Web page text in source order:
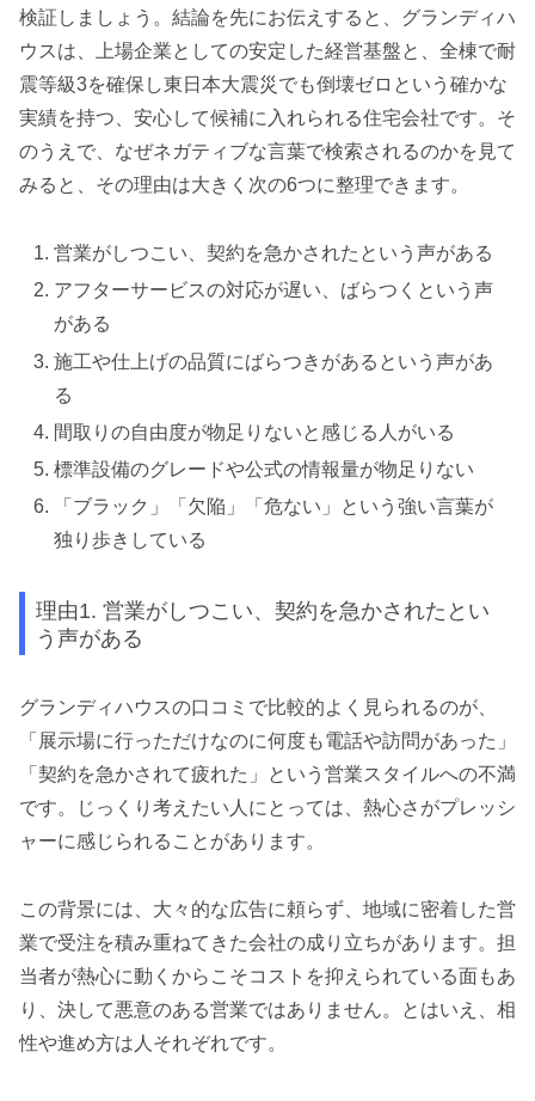
検証しましょう。結論を先にお伝えすると、グランディハ
ウスは、上場企業としての安定した経営基盤と、全棟で耐
震等級3を確保し東日本大震災でも倒壊ゼロという確かな
実績を持つ、安心して候補に入れられる住宅会社です。そ
のうえで、なぜネガティブな言葉で検索されるのかを見て
みると、その理由は大きく次の6つに整理できます。
営業がしつこい、契約を急かされたという声がある
アフターサービスの対応が遅い、ばらつくという声
がある
施工や仕上げの品質にばらつきがあるという声があ
る
間取りの自由度が物足りないと感じる人がいる
標準設備のグレードや公式の情報量が物足りない
「ブラック」「欠陥」「危ない」という強い言葉が
独り歩きしている
理由1. 営業がしつこい、契約を急かされたとい
う声がある
グランディハウスの口コミで比較的よく見られるのが、
「展示場に行っただけなのに何度も電話や訪問があった」
「契約を急かされて疲れた」という営業スタイルへの不満
です。じっくり考えたい人にとっては、熱心さがプレッシ
ャーに感じられることがあります。
この背景には、大々的な広告に頼らず、地域に密着した営
業で受注を積み重ねてきた会社の成り立ちがあります。担
当者が熱心に動くからこそコストを抑えられている面もあ
り、決して悪意のある営業ではありません。とはいえ、相
性や進め方は人それぞれです。